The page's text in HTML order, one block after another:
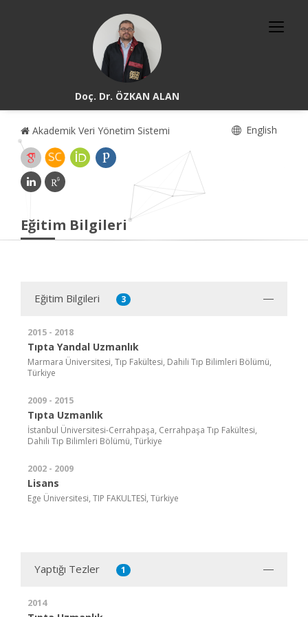
Doç. Dr. ÖZKAN ALAN
Akademik Veri Yönetim Sistemi English
Eğitim Bilgileri
Eğitim Bilgileri 3
2015 - 2018
Tıpta Yandal Uzmanlık
Marmara Üniversitesi, Tıp Fakültesi, Dahili Tıp Bilimleri Bölümü,
Türkiye
2009 - 2015
Tıpta Uzmanlık
İstanbul Üniversitesi-Cerrahpaşa, Cerrahpaşa Tıp Fakültesi,
Dahili Tıp Bilimleri Bölümü, Türkiye
2002 - 2009
Lisans
Ege Üniversitesi, TIP FAKULTESİ, Türkiye
Yaptığı Tezler 1
2014